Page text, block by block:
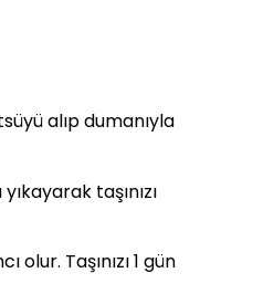
alıp dumanıyla
taşınızı
Taşınızı 1 gün